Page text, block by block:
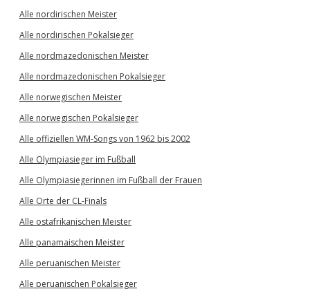
Alle nordirischen Meister
Alle nordirischen Pokalsieger
Alle nordmazedonischen Meister
Alle nordmazedonischen Pokalsieger
Alle norwegischen Meister
Alle norwegischen Pokalsieger
Alle offiziellen WM-Songs von 1962 bis 2002
Alle Olympiasieger im Fußball
Alle Olympiasiegerinnen im Fußball der Frauen
Alle Orte der CL-Finals
Alle ostafrikanischen Meister
Alle panamaischen Meister
Alle peruanischen Meister
Alle peruanischen Pokalsieger